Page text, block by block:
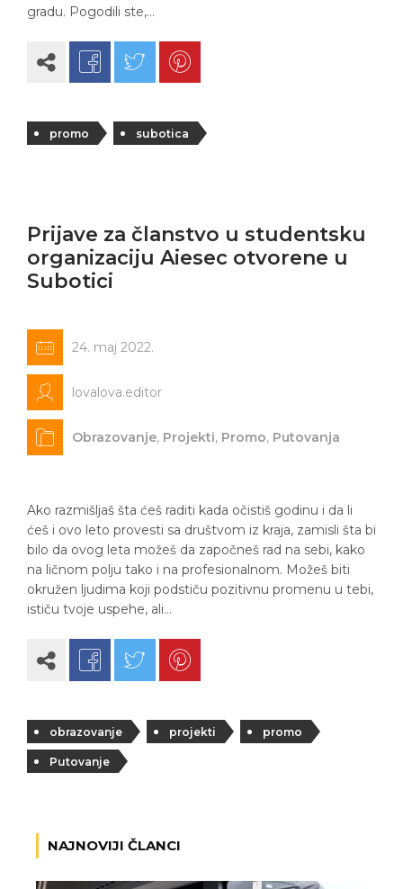
gradu. Pogodili ste,…
promo subotica
Prijave za članstvo u studentsku
organizaciju Aiesec otvorene u
Subotici
24. maj 2022.
lovalova.editor
Obrazovanje, Projekti, Promo, Putovanja
Ako razmišljaš šta ćeš raditi kada očistiš godinu i da li
ćeš i ovo leto provesti sa društvom iz kraja, zamisli šta bi
bilo da ovog leta možeš da započneš rad na sebi, kako
na ličnom polju tako i na profesionalnom. Možeš biti
okružen ljudima koji podstiču pozitivnu promenu u tebi,
ističu tvoje uspehe, ali…
obrazovanje projekti promo
Putovanje
NAJNOVIJI ČLANCI